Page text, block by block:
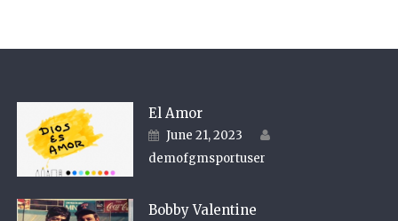
El Amor
Posted on
June 21, 2023
demofgmsportuser
Bobby Valentine